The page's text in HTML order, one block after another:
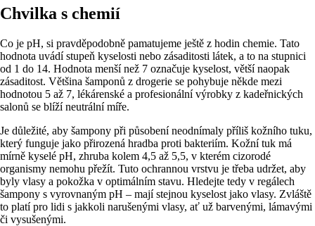
Chvilka s chemií
Co je pH, si pravděpodobně pamatujeme ještě z hodin chemie. Tato
hodnota uvádí stupeň kyselosti nebo zásaditosti látek, a to na stupnici
od 1 do 14. Hodnota menší než 7 označuje kyselost, větší naopak
zásaditost. Většina šamponů z drogerie se pohybuje někde mezi
hodnotou 5 až 7, lékárenské a profesionální výrobky z kadeřnických
salonů se blíží neutrální míře.
Je důležité, aby šampony při působení neodnímaly příliš kožního tuku,
který funguje jako přirozená hradba proti bakteriím. Kožní tuk má
mírně kyselé pH, zhruba kolem 4,5 až 5,5, v kterém cizorodé
organismy nemohu přežít. Tuto ochrannou vrstvu je třeba udržet, aby
byly vlasy a pokožka v optimálním stavu. Hledejte tedy v regálech
šampony s vyrovnaným pH – mají stejnou kyselost jako vlasy. Zvláště
to platí pro lidi s jakkoli narušenými vlasy, ať už barvenými, lámavými
či vysušenými.